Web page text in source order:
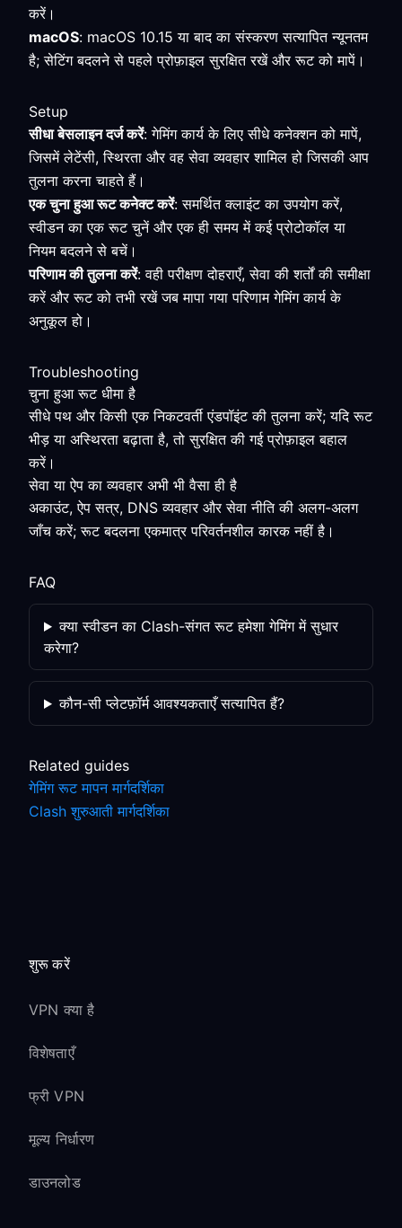
करें।
macOS: macOS 10.15 या बाद का संस्करण सत्यापित न्यूनतम
है; सेटिंग बदलने से पहले प्रोफ़ाइल सुरक्षित रखें और रूट को मापें।
Setup
सीधा बेसलाइन दर्ज करें: गेमिंग कार्य के लिए सीधे कनेक्शन को मापें,
जिसमें लेटेंसी, स्थिरता और वह सेवा व्यवहार शामिल हो जिसकी आप
तुलना करना चाहते हैं।
एक चुना हुआ रूट कनेक्ट करें: समर्थित क्लाइंट का उपयोग करें,
स्वीडन का एक रूट चुनें और एक ही समय में कई प्रोटोकॉल या
नियम बदलने से बचें।
परिणाम की तुलना करें: वही परीक्षण दोहराएँ, सेवा की शर्तों की समीक्षा
करें और रूट को तभी रखें जब मापा गया परिणाम गेमिंग कार्य के
अनुकूल हो।
Troubleshooting
चुना हुआ रूट धीमा है
सीधे पथ और किसी एक निकटवर्ती एंडपॉइंट की तुलना करें; यदि रूट
भीड़ या अस्थिरता बढ़ाता है, तो सुरक्षित की गई प्रोफ़ाइल बहाल
करें।
सेवा या ऐप का व्यवहार अभी भी वैसा ही है
अकाउंट, ऐप सत्र, DNS व्यवहार और सेवा नीति की अलग-अलग
जाँच करें; रूट बदलना एकमात्र परिवर्तनशील कारक नहीं है।
FAQ
क्या स्वीडन का Clash-संगत रूट हमेशा गेमिंग में सुधार
करेगा?
कौन-सी प्लेटफ़ॉर्म आवश्यकताएँ सत्यापित हैं?
Related guides
गेमिंग रूट मापन मार्गदर्शिका
Clash शुरुआती मार्गदर्शिका
शुरू करें
VPN क्या है
विशेषताएँ
फ्री VPN
मूल्य निर्धारण
डाउनलोड